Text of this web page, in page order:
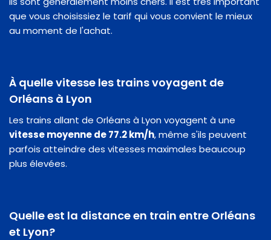
que vous choisissiez le tarif qui vous convient le mieux
au moment de l'achat.
À quelle vitesse les trains voyagent de
Orléans à Lyon
Les trains allant de Orléans à Lyon voyagent à une
vitesse moyenne de 77.2 km/h, même s'ils peuvent
parfois atteindre des vitesses maximales beaucoup
plus élevées.
Quelle est la distance en train entre Orléans
et Lyon?